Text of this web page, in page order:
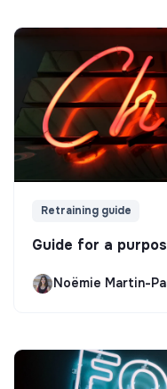
Retraining guide
Guide for a
Noëmie Martin-